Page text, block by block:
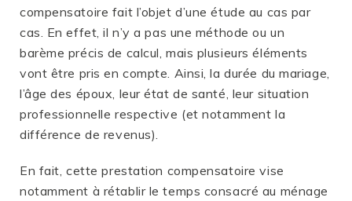
compensatoire fait l’objet d’une étude au cas par
cas. En effet, il n’y a pas une méthode ou un
barème précis de calcul, mais plusieurs éléments
vont être pris en compte. Ainsi, la durée du mariage,
l’âge des époux, leur état de santé, leur situation
professionnelle respective (et notamment la
différence de revenus).
En fait, cette prestation compensatoire vise
notamment à rétablir le temps consacré au ménage